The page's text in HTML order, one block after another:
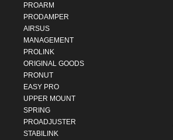
PROARM
PRODAMPER
AIRSUS
MANAGEMENT
PROLINK
ORIGINAL GOODS
PRONUT
EASY PRO
UPPER MOUNT
SPRING
PROADJUSTER
STABILINK